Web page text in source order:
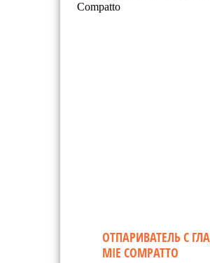
ОТПАРИВАТЕЛЬ С
MIE COMPATTO